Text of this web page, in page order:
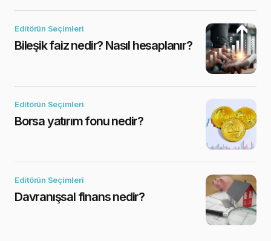
Editörün Seçimleri
Bileşik faiz nedir? Nasıl hesaplanır?
Editörün Seçimleri
Borsa yatırım fonu nedir?
Editörün Seçimleri
Davranışsal finans nedir?